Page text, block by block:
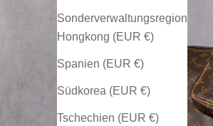
Sonderverwaltungsregion
Hongkong (EUR €)
Spanien (EUR €)
Südkorea (EUR €)
Tschechien (EUR €)